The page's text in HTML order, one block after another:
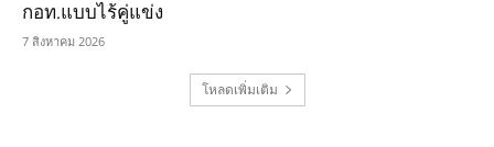
กอท.แบบไร้คู่แข่ง
7 สิงหาคม 2026
โหลดเพิ่มเติม